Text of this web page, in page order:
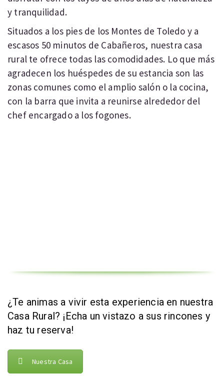
y tranquilidad.
Situados a los pies de los Montes de Toledo y a
escasos 50 minutos de Cabañeros, nuestra casa
rural te ofrece todas las comodidades. Lo que más
agradecen los huéspedes de su estancia son las
zonas comunes como el amplio salón o la cocina,
con la barra que invita a reunirse alrededor del
chef encargado a los fogones.
¿Te animas a vivir esta experiencia en nuestra
Casa Rural? ¡Echa un vistazo a sus rincones y
haz tu reserva!
Nuestra Casa